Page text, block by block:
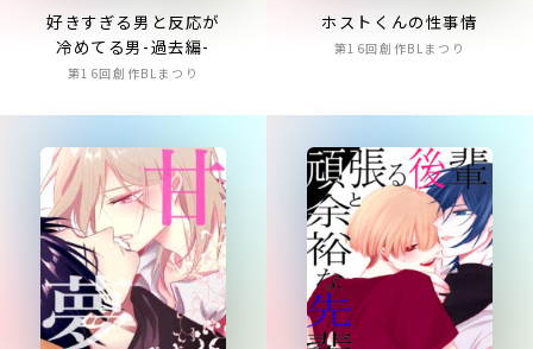
好きすぎる男と反応が
冷めてる男-過去編-
第16回創作BLまつり
ホストくんの性事情
第16回創作BLまつり